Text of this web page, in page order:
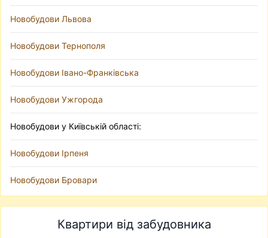
Новобудови Львова
Новобудови Тернополя
Новобудови Івано-Франківська
Новобудови Ужгорода
Новобудови у Київській області:
Новобудови Ірпеня
Новобудови Бровари
Квартири від забудовника